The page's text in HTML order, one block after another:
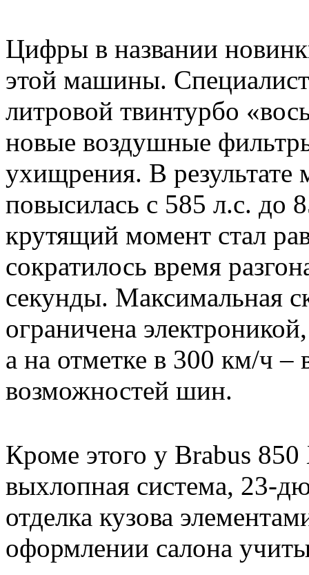
Цифры в названии
этой машины.
литровой твинтурбо
новые воздушные
ухищрения. В результате
повысилась с 585 л.с. до
крутящий момент стал
сократилось время
секунды. Максимальная
ограничена
а на отметке в 300 км/ч –
возможностей шин.
Кроме этого у Brabus
выхлопная система, 23-
отделка кузова
оформлении салона